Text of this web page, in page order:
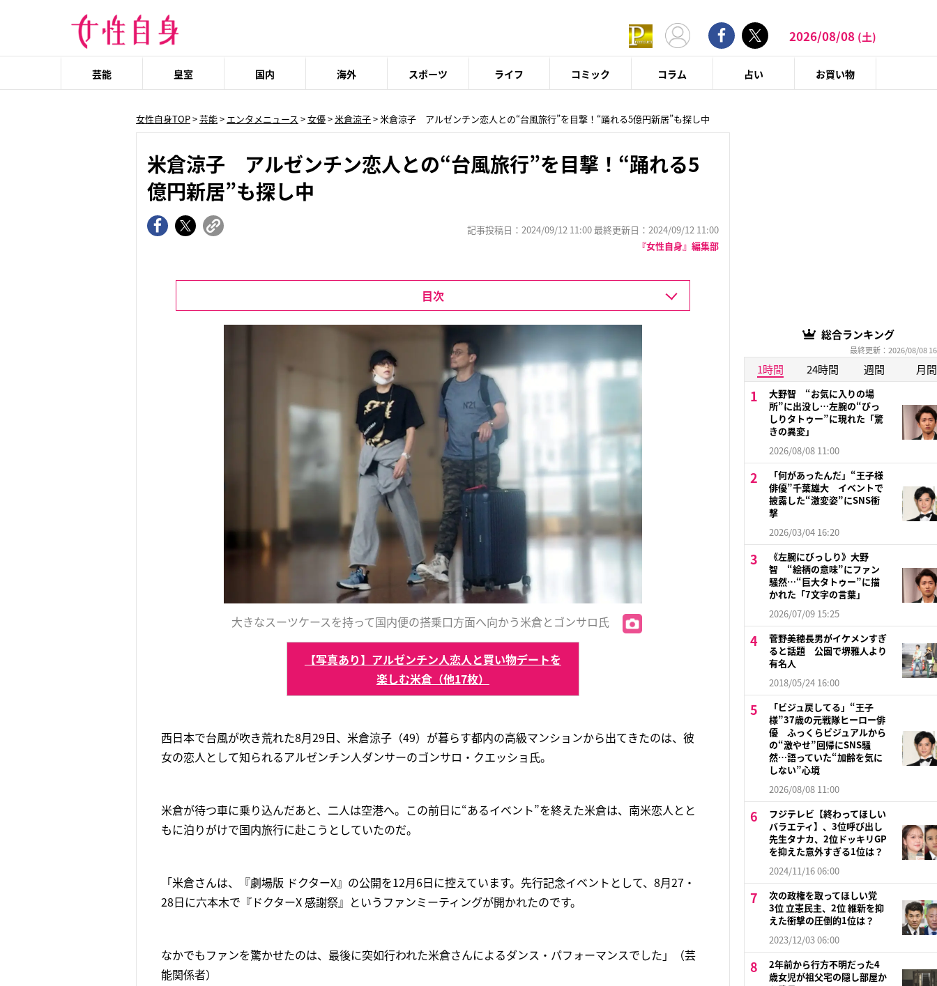
2026/08/08 (土)
芸能 皇室 国内 海外 スポーツ ライフ コミック コラム 占い お買い物
女性自身TOP>芸能> エンタメニュース >女優>米倉涼子> 米倉涼子 アルゼンチン恋人との“台風旅行”を目撃！“踊れる5億円新居”も探し中
米倉涼子 アルゼンチン恋人との“台風旅行”を目撃！“踊れる5
億円新居”も探し中
記事投稿日：2024/09/12 11:00 最終更新日：2024/09/12 11:00
『女性自身』編集部
目次
大きなスーツケースを持って国内便の搭乗口方面へ向かう米倉とゴンサロ氏
【写真あり】アルゼンチン人恋人と買い物デートを
楽しむ米倉（他17枚）
西日本で台風が吹き荒れた8月29日、米倉涼子（49）が暮らす都内の高級マンションから出てきたのは、彼
女の恋人として知られるアルゼンチン人ダンサーのゴンサロ・クエッショ氏。
米倉が待つ車に乗り込んだあと、二人は空港へ。この前日に“あるイベント”を終えた米倉は、南米恋人とと
もに泊りがけで国内旅行に赴こうとしていたのだ。
「米倉さんは、『劇場版 ドクターX』の公開を12月6日に控えています。先行記念イベントとして、8月27・
28日に六本木で『ドクターX 感謝祭』というファンミーティングが開かれたのです。
なかでもファンを驚かせたのは、最後に突如行われた米倉さんによるダンス・パフォーマンスでした」（芸
能関係者）
総合ランキング
最終更新：2026/08/08
1時間 24時間 週間 月間
大野智 “お気に入りの場
所”に出没し…左腕の“びっ
しりタトゥー”に現れた「驚
きの異変」
2026/08/08 11:00
「何があったんだ」“王子様
俳優”千葉雄大 イベントで
披露した“激変姿”にSNS衝
撃
2026/03/04 16:20
《左腕にびっしり》大野
智 “絵柄の意味”にファン
騒然…“巨大タトゥー”に描
かれた「7文字の言葉」
2026/07/09 15:25
菅野美穂長男がイケメンすぎ
ると話題 公園で堺雅人より
有名人
2018/05/24 16:00
「ビジュ戻してる」“王子
様”37歳の元戦隊ヒーロー俳
優 ふっくらビジュアルから
の“激やせ”回帰にSNS騒
然…語っていた“加齢を気に
しない”心境
2026/08/08 11:00
フジテレビ【終わってほしい
バラエティ】、3位呼び出し
先生タナカ、2位ドッキリGP
を抑えた意外すぎる1位は？
2024/11/16 06:00
次の政権を取ってほしい党
3位 立憲民主、2位 維新を抑
えた衝撃の圧倒的1位は？
2023/12/03 06:00
2年前から行方不明だった4
歳女児が祖父宅の隠し部屋か